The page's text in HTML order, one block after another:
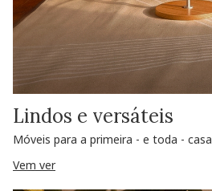
Lindos e versáteis
Móveis para a primeira - e toda - casa
Vem ver